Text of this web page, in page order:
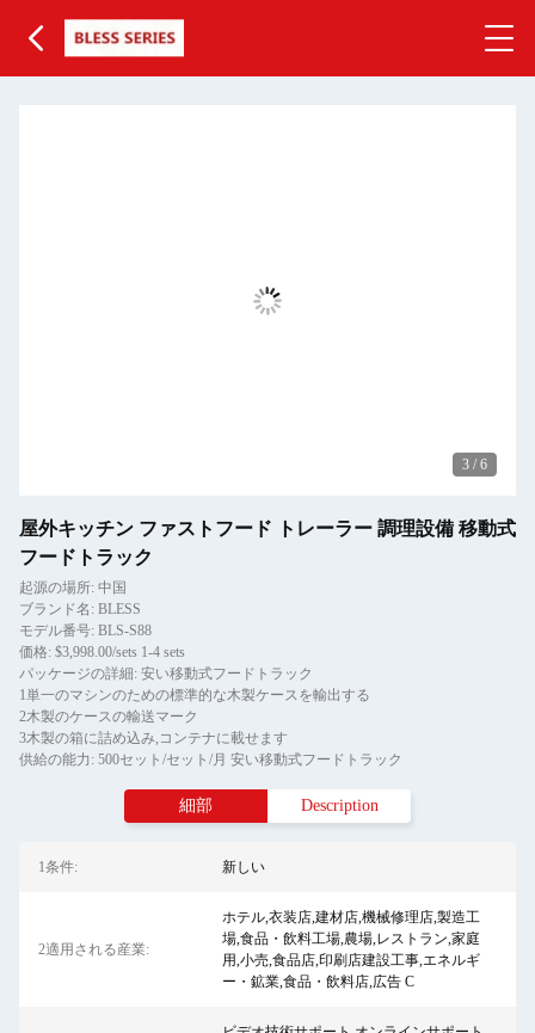
3 / 6
屋外キッチン ファストフード トレーラー 調理設備 移動式
フードトラック
起源の場所: 中国
ブランド名: BLESS
モデル番号: BLS-S88
価格: $3,998.00/sets 1-4 sets
パッケージの詳細: 安い移動式フードトラック
1単一のマシンのための標準的な木製ケースを輸出する
2木製のケースの輸送マーク
3木製の箱に詰め込み,コンテナに載せます
供給の能力: 500セット/セット/月 安い移動式フードトラック
細部 Description
1条件: 新しい
2適用される産業:
ホテル,衣装店,建材店,機械修理店,製造工
場,食品・飲料工場,農場,レストラン,家庭
用,小売,食品店,印刷店建設工事,エネルギ
ー・鉱業,食品・飲料店,広告 C